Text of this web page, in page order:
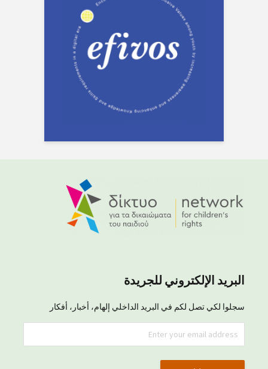
البريد الإلكتروني للجريدة
سجلوا لكي تصل لكم في البريد الداخلي إلهام، أخبار، أفكار